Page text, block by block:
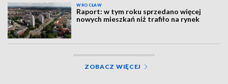
WROCŁAW
Raport: w tym roku sprzedano więcej
nowych mieszkań niż trafiło na rynek
ZOBACZ WIĘCEJ